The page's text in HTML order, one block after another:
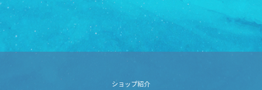
ショップ紹介